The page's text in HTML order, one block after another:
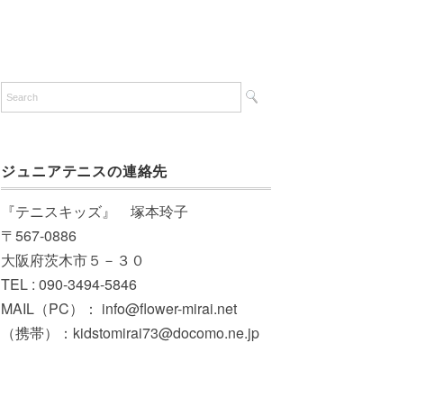
ジュニアテニスの連絡先
『テニスキッズ』 塚本玲子
〒567-0886
大阪府茨木市５－３０
TEL : 090-3494-5846
MAIL（PC）： info@flower-mirai.net
（携帯）：kidstomirai73@docomo.ne.jp